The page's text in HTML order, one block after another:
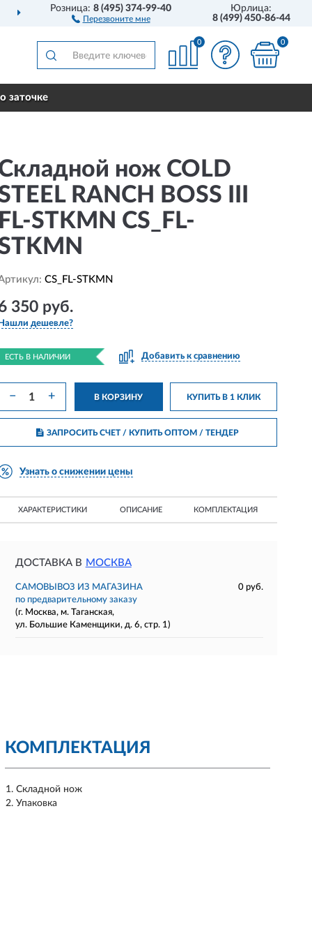
ДОСТАВИМ ПО ВСЕЙ РОССИИ
Розница:8 (495) 374-99-40
Перезвоните мне
Юрлица:
8 (499) 450-86-44
0 0
заточке
нож COLD
RANCH BOSS III
STKMN CS_FL-
CS_FL-STKMN
350 руб.
дешевле?
ЕСТЬ В НАЛИЧИИ Добавить к сравнению
− + В КОРЗИНУ КУПИТЬ В 1 КЛИК
ЗАПРОСИТЬ СЧЕТ / КУПИТЬ ОПТОМ/ ТЕНДЕР
Узнать о снижении цены
ХАРАКТЕРИСТИКИ ОПИСАНИЕ КОМПЛЕКТАЦИЯ
ДОСТАВКА В МОСКВА
САМОВЫВОЗ ИЗ МАГАЗИНА
0 руб.
по предварительному заказу
(г. Москва, м. Таганская,
ул. Большие Каменщики, д. 6, стр. 1)
КОМПЛЕКТАЦИЯ
Складной нож
Упаковка